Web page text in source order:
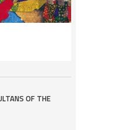
OF THE